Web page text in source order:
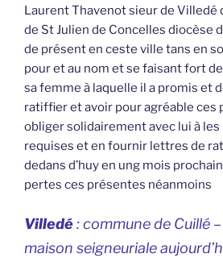
Laurent Thavenot sieur de Villedé
de St Julien de Concelles diocèse
de présent en ceste ville tans en
pour et au nom et se faisant fort
sa femme à laquelle il a promis et
ratiffier et avoir pour agréable ces
obliger solidairement avec lui à
requises et en fournir lettres de
dedans d’huy en ung mois
pertes ces présentes néanmoins
Villedé: commune de Cuillé
maison seigneuriale